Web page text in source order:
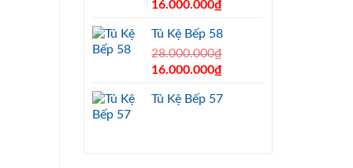
Original
was:
28.000.000₫.
16.000.000₫Current
is:
16.000.000₫.
Tủ Kệ Bếp 58
28.000.000₫
Original
was:
16.000.000₫Current
Tủ Kệ Bếp 57